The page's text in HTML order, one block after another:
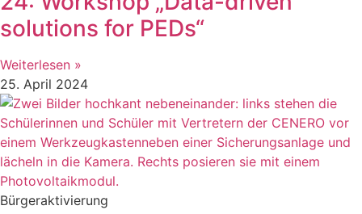
solutions for PEDs“
Weiterlesen »
25. April 2024
Bürgeraktivierung